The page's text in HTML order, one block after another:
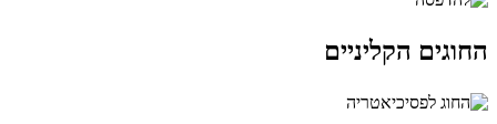
החוגים הקליניים